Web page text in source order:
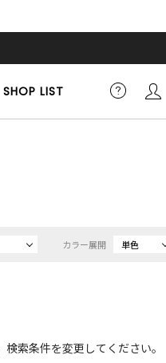
SHOP LIST
カラー展開 単色
索条件を変更してください。